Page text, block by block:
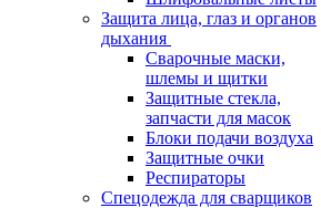
Защита лица, глаз и органов
дыхания
Сварочные маски,
шлемы и щитки
Защитные стекла,
запчасти для масок
Блоки подачи воздуха
Защитные очки
Респираторы
Спецодежда для сварщиков